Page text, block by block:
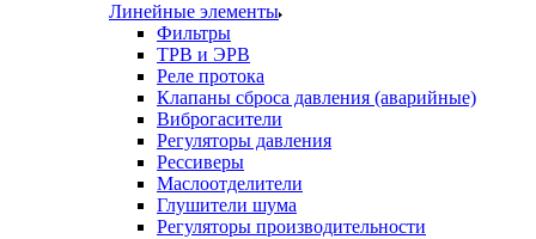
Линейные элементы
Фильтры
ТРВ и ЭРВ
Реле протока
Клапаны сброса давления (аварийные)
Виброгасители
Регуляторы давления
Рессиверы
Маслоотделители
Глушители шума
Регуляторы производительности